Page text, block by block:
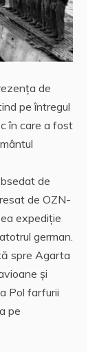
de
pe întregul
în care a fost
de
de OZN-
expediţie
german.
spre Agarta
şi
Pol farfurii
pe